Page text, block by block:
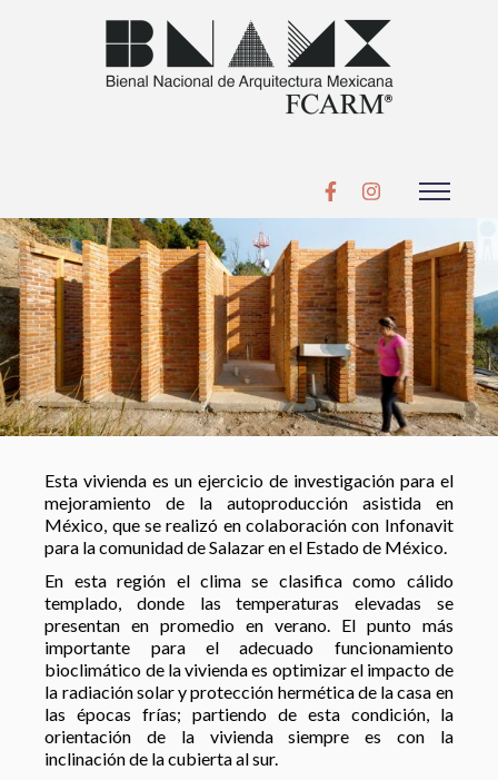
Esta vivienda es un ejercicio de investigación para el
mejoramiento de la autoproducción asistida en
México, que se realizó en colaboración con Infonavit
para la comunidad de Salazar en el Estado de México.
En esta región el clima se clasifica como cálido
templado, donde las temperaturas elevadas se
presentan en promedio en verano. El punto más
importante para el adecuado funcionamiento
bioclimático de la vivienda es optimizar el impacto de
la radiación solar y protección hermética de la casa en
las épocas frías; partiendo de esta condición, la
orientación de la vivienda siempre es con la
inclinación de la cubierta al sur.